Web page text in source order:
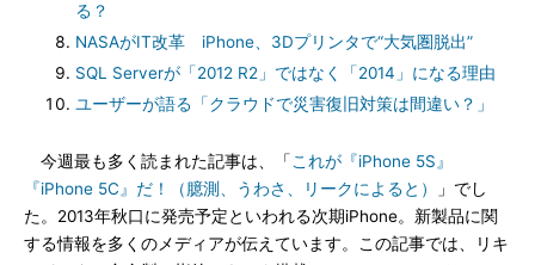
る？
NASAがIT改革 iPhone、3Dプリンタで“大気圏脱出”
SQL Serverが「2012 R2」ではなく「2014」になる理由
ユーザーが語る「クラウドで災害復旧対策は間違い？」
今週最も多く読まれた記事は、「 これが『iPhone 5S』
『iPhone 5C』だ！（臆測、うわさ、リークによると）
」でし
た。2013年秋口に発売予定といわれる次期iPhone。新製品に関
する情報を多くのメディアが伝えています。この記事では、リキ